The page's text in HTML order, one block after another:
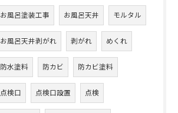
お風呂塗装工事 お風呂天井 モルタル
お風呂天井剥がれ 剥がれ めくれ
防水塗料 防カビ 防カビ塗料
点検口 点検口設置 点検